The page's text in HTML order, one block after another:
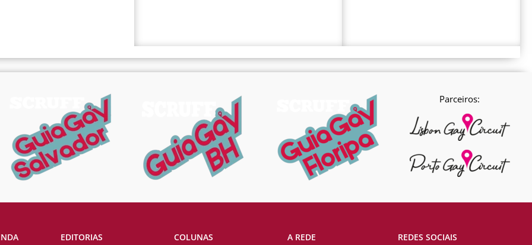
Parceiros:
EDITORIAS COLUNAS A REDE REDES SOCIAIS